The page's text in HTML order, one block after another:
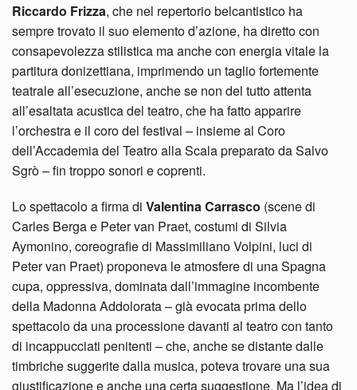
Riccardo Frizza, che nel repertorio belcantistico ha
sempre trovato il suo elemento d’azione, ha diretto con
consapevolezza stilistica ma anche con energia vitale la
partitura donizettiana, imprimendo un taglio fortemente
teatrale all’esecuzione, anche se non del tutto attenta
all’esaltata acustica del teatro, che ha fatto apparire
l’orchestra e il coro del festival – insieme al Coro
dell’Accademia del Teatro alla Scala preparato da Salvo
Sgrò – fin troppo sonori e coprenti.
Lo spettacolo a firma di Valentina Carrasco (scene di
Carles Berga e Peter van Praet, costumi di Silvia
Aymonino, coreografie di Massimiliano Volpini, luci di
Peter van Praet) proponeva le atmosfere di una Spagna
cupa, oppressiva, dominata dall’immagine incombente
della Madonna Addolorata – già evocata prima dello
spettacolo da una processione davanti al teatro con tanto
di incappucciati penitenti – che, anche se distante dalle
timbriche suggerite dalla musica, poteva trovare una sua
giustificazione e anche una certa suggestione. Ma l’idea di